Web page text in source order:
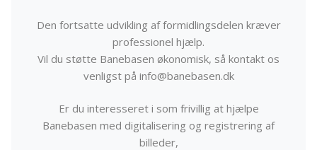
Den fortsatte udvikling af formidlingsdelen kræver
professionel hjælp.
Vil du støtte Banebasen økonomisk, så kontakt os
venligst på info@banebasen.dk
Er du interesseret i som frivillig at hjælpe
Banebasen med digitalisering og registrering af
billeder,